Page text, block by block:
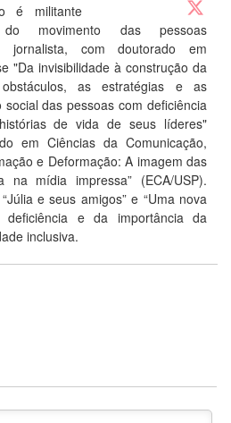
é militante
do movimento das pessoas
jornalista, com doutorado em
"Da invisibilidade à construção da
as estratégias e as
das pessoas com deficiência
de vida de seus líderes"
em Ciências da Comunicação,
e Deformação: A imagem das
na mídia impressa” (ECA/USP).
e seus amigos” e “Uma nova
e da importância da
inclusiva.